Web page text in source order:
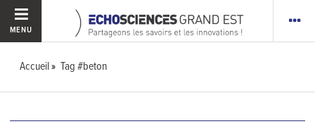
MENU
Accueil Tag #beton